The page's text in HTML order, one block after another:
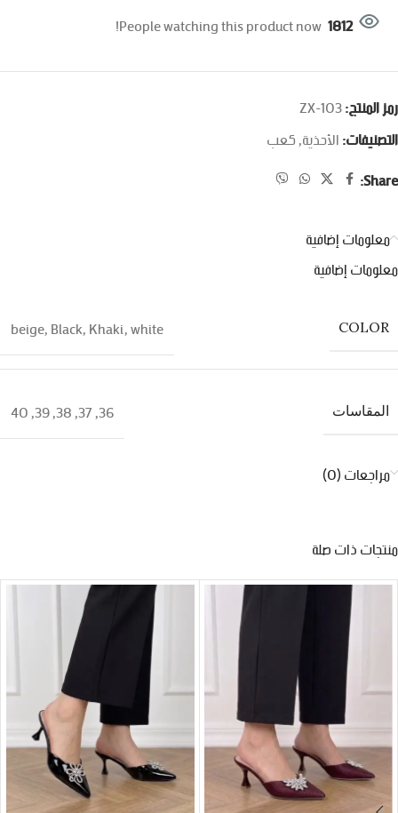
1812
People watching this product now!
رمز المنتج:ZX-103
التصنيفات:الأحذية,كعب
Share:
معلومات إضافية
معلومات إضافية
COLOR
beige,Black,Khaki,white
المقاسات 36
,
37
,
38
,
39
,
40
مراجعات (0)
منتجات ذات صلة